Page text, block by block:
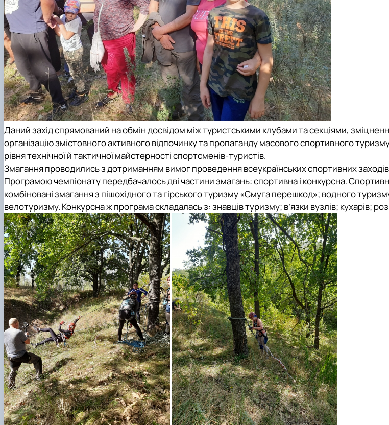
Даний захід спрямований на обмін досвідом між туристськими клубами та секціями,
організацію змістовного активного відпочинку та пропаганду масового спортивного
рівня технічної й тактичної майстерності спортсменів-туристів.
Змагання проводились з дотриманням вимог проведення всеукраїнських спортивних
Програмою чемпіонату передбачалось дві частини змагань: спортивна і конкурсна.
комбіновані змагання з пішохідного та гірського туризму «Смуга перешкод»; водного
велотуризму. Конкурсна ж програма складалась з: знавців туризму; в’язки вузлів; кухарів;